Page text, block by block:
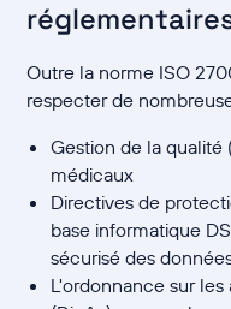
Outre la norme ISO
respecter de
Gestion de la qualité
médicaux
Directives de
base informatique
sécurisé des
L'ordonnance sur